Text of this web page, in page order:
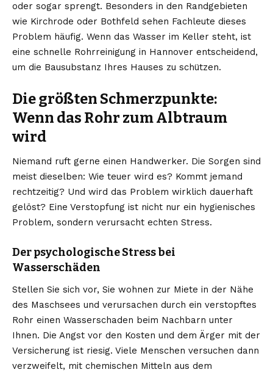
oder sogar sprengt. Besonders in den Randgebieten
wie Kirchrode oder Bothfeld sehen Fachleute dieses
Problem häufig. Wenn das Wasser im Keller steht, ist
eine schnelle Rohrreinigung in Hannover entscheidend,
um die Bausubstanz Ihres Hauses zu schützen.
Die größten Schmerzpunkte:
Wenn das Rohr zum Albtraum
wird
Niemand ruft gerne einen Handwerker. Die Sorgen sind
meist dieselben: Wie teuer wird es? Kommt jemand
rechtzeitig? Und wird das Problem wirklich dauerhaft
gelöst? Eine Verstopfung ist nicht nur ein hygienisches
Problem, sondern verursacht echten Stress.
Der psychologische Stress bei
Wasserschäden
Stellen Sie sich vor, Sie wohnen zur Miete in der Nähe
des Maschsees und verursachen durch ein verstopftes
Rohr einen Wasserschaden beim Nachbarn unter
Ihnen. Die Angst vor den Kosten und dem Ärger mit der
Versicherung ist riesig. Viele Menschen versuchen dann
verzweifelt, mit chemischen Mitteln aus dem